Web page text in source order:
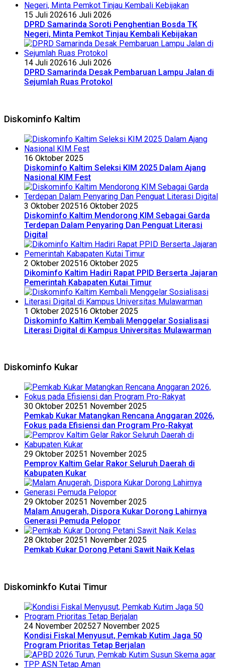
15 Juli 202616 Juli 2026
DPRD Samarinda Soroti Penghentian Bosda TK
Negeri, Minta Pemkot Tinjau Kembali Kebijakan
14 Juli 202616 Juli 2026
DPRD Samarinda Desak Pembaruan Lampu Jalan di
Sejumlah Ruas Protokol
Diskominfo Kaltim
16 Oktober 2025
Diskominfo Kaltim Seleksi KIM 2025 Dalam Ajang
Nasional KIM Fest
3 Oktober 202516 Oktober 2025
Diskominfo Kaltim Mendorong KIM Sebagai Garda
Terdepan Dalam Penyaring Dan Penguat Literasi
Digital
2 Oktober 202516 Oktober 2025
Dikominfo Kaltim Hadiri Rapat PPID Berserta Jajaran
Pemerintah Kabapaten Kutai Timur
1 Oktober 202516 Oktober 2025
Diskominfo Kaltim Kembali Menggelar Sosialisasi
Literasi Digital di Kampus Universitas Mulawarman
Diskominfo Kukar
30 Oktober 20251 November 2025
Pemkab Kukar Matangkan Rencana Anggaran 2026,
Fokus pada Efisiensi dan Program Pro-Rakyat
29 Oktober 20251 November 2025
Pemprov Kaltim Gelar Rakor Seluruh Daerah di
Kabupaten Kukar
29 Oktober 20251 November 2025
Malam Anugerah, Dispora Kukar Dorong Lahirnya
Generasi Pemuda Pelopor
28 Oktober 20251 November 2025
Pemkab Kukar Dorong Petani Sawit Naik Kelas
Diskominkfo Kutai Timur
24 November 202527 November 2025
Kondisi Fiskal Menyusut, Pemkab Kutim Jaga 50
Program Prioritas Tetap Berjalan